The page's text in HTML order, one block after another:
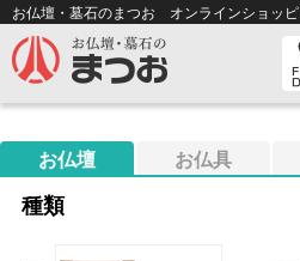
お仏壇・墓石のまつお オンラインショッ
お仏壇 お仏具
種類